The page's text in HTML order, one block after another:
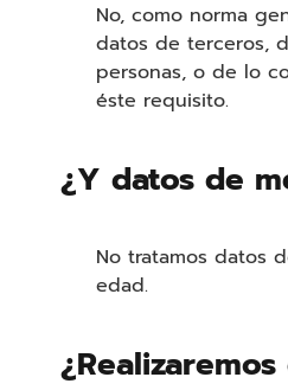
No, como norma
datos de terceros,
personas, o de lo
éste requisito.
¿Y datos de
No tratamos datos
edad.